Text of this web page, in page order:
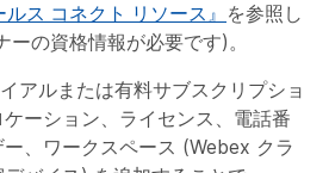
ス コネクト リソース』 を参照し
の資格情報が必要です)。
アルまたは有料サブスクリプショ
ーション、ライセンス、電話番
、ワークスペース (Webex クラ